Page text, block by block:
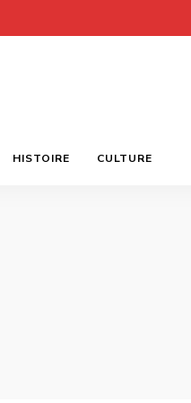
HISTOIRE CULTURE